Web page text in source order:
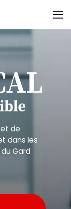
de
dans les
Gard